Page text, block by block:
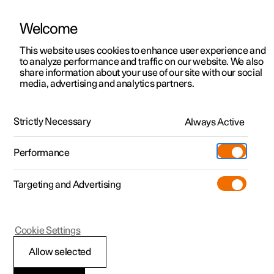
Polestar 2
Polestar 3
Polestar 4
Pre-owned
Shop
Mere
Udforsk Polestar 2
Kampagner
Nye lagerbiler
Prøvetur
Nye lagerbiler
Udforsk Polestar 4
Kampagner
Nye lagerbiler
Pre-owned-programmet
Pre-owned Polestar 2
Kampagner til privatkunder
Tilbud til erhvervskunder
Nye lagerbiler
Byg din bil
Pre-owned
Prøvetur
Extras tilbehør
(Åbner i et nyt vindue)
Experiences
Firmabil
Find os
Servicelokationer
Ejerskab
Opladning
Om Polestar
Bæredygtighed
HåndbogVideogalleriSoftwareopdateringer
Midterdisplay
Polestar 2
Midterdisplayets
Welcome
This website uses cookies to enhance user experience and
to analyze performance and traffic on our website. We also
share information about your use of our site with our social
media, advertising and analytics partners.
Strictly Necessary Always Active
Performance
Targeting and Advertising
Allow selected
Cookie Settings